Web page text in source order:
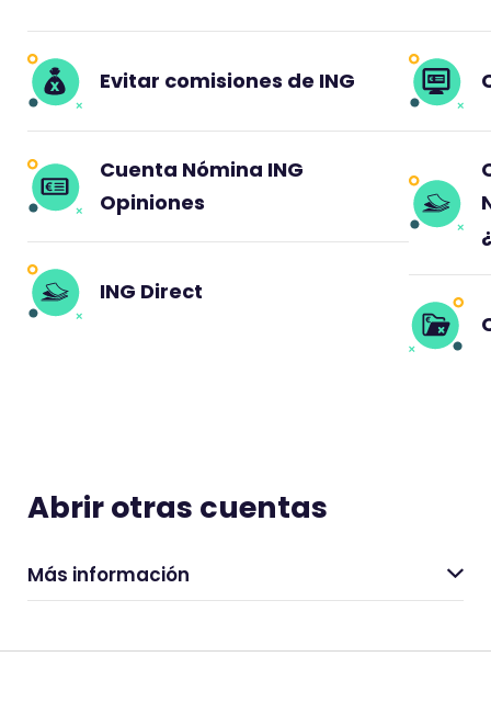
Evitar comisiones de ING
Cuenta Nómina ING
Opiniones
ING Direct
Abrir otras cuentas
Más información